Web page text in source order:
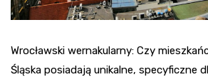
Wrocławski wernakularny: Czy
Śląska posiadają unikalne, specyficzne